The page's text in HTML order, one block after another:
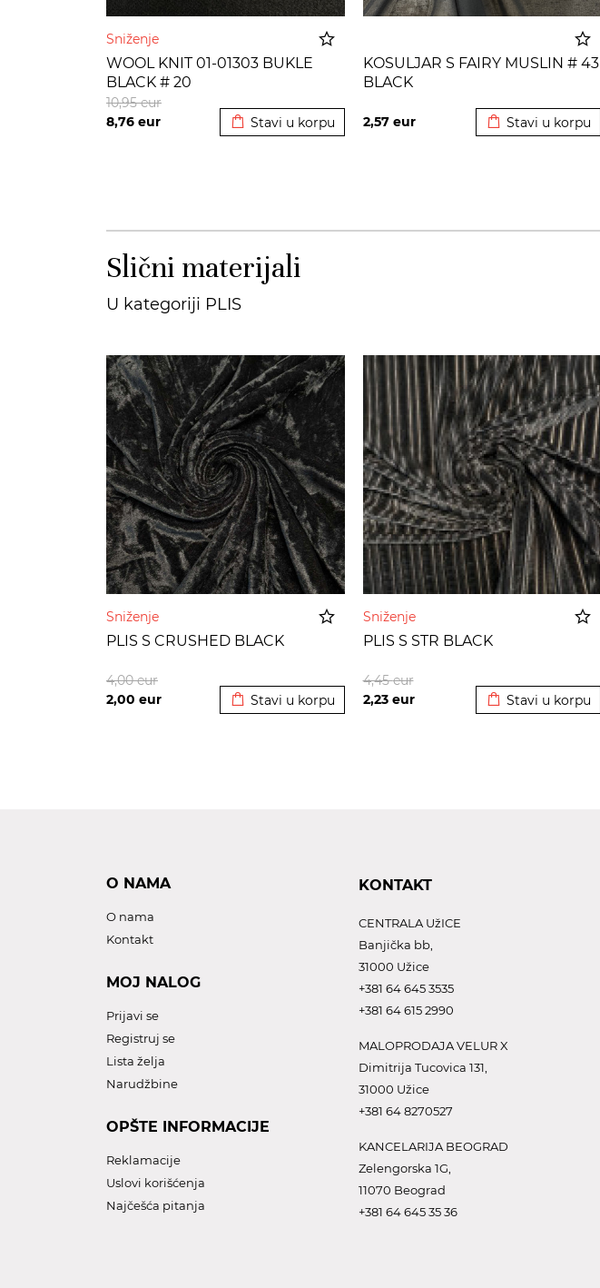
Sniženje
WOOL KNIT 01-01303 BUKLE
BLACK # 20
8,76 eur
10,95eur
Stavi u korpu
KOSULJAR S FAIRY MUSLIN # 43
BLACK
2,57 eur Stavi u korpu
Slični materijali
U kategoriji PLIS
Sniženje
PLIS S CRUSHED BLACK
2,00 eur
4,00eur
Stavi u korpu
Sniženje
PLIS S STR BLACK
2,23 eur
4,45eur
Stavi u korpu
O NAMA
O nama
Kontakt
MOJ NALOG
Prijavi se
Registruj se
Lista želja
Narudžbine
OPŠTE INFORMACIJE
Reklamacije
Uslovi korišćenja
Najčešća pitanja
KONTAKT
CENTRALA UžICE
Banjička bb,
31000 Užice
+381 64 645 3535
+381 64 615 2990
MALOPRODAJA VELUR X
Dimitrija Tucovica 131,
31000 Užice
+381 64 8270527
KANCELARIJA BEOGRAD
Zelengorska 1G,
11070 Beograd
+381 64 645 35 36